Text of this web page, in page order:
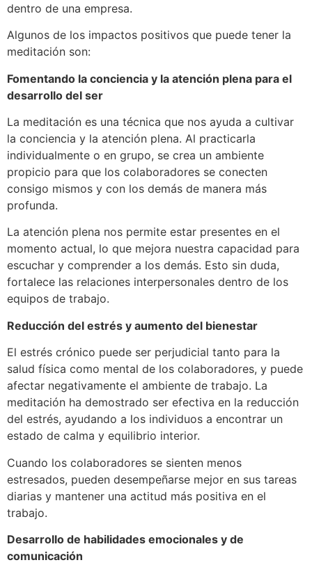
dentro de una empresa.
Algunos de los impactos positivos que puede tener la
meditación son:
Fomentando la conciencia y la atención plena para el
desarrollo del ser
La meditación es una técnica que nos ayuda a cultivar
la conciencia y la atención plena. Al practicarla
individualmente o en grupo, se crea un ambiente
propicio para que los colaboradores se conecten
consigo mismos y con los demás de manera más
profunda.
La atención plena nos permite estar presentes en el
momento actual, lo que mejora nuestra capacidad para
escuchar y comprender a los demás. Esto sin duda,
fortalece las relaciones interpersonales dentro de los
equipos de trabajo.
Reducción del estrés y aumento del bienestar
El estrés crónico puede ser perjudicial tanto para la
salud física como mental de los colaboradores, y puede
afectar negativamente el ambiente de trabajo. La
meditación ha demostrado ser efectiva en la reducción
del estrés, ayudando a los individuos a encontrar un
estado de calma y equilibrio interior.
Cuando los colaboradores se sienten menos
estresados, pueden desempeñarse mejor en sus tareas
diarias y mantener una actitud más positiva en el
trabajo.
Desarrollo de habilidades emocionales y de
comunicación